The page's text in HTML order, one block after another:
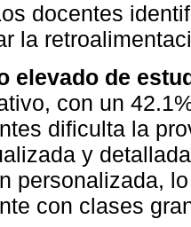
docentes
la
elevado de
con un
dificulta la
y
personalizada,
con clases